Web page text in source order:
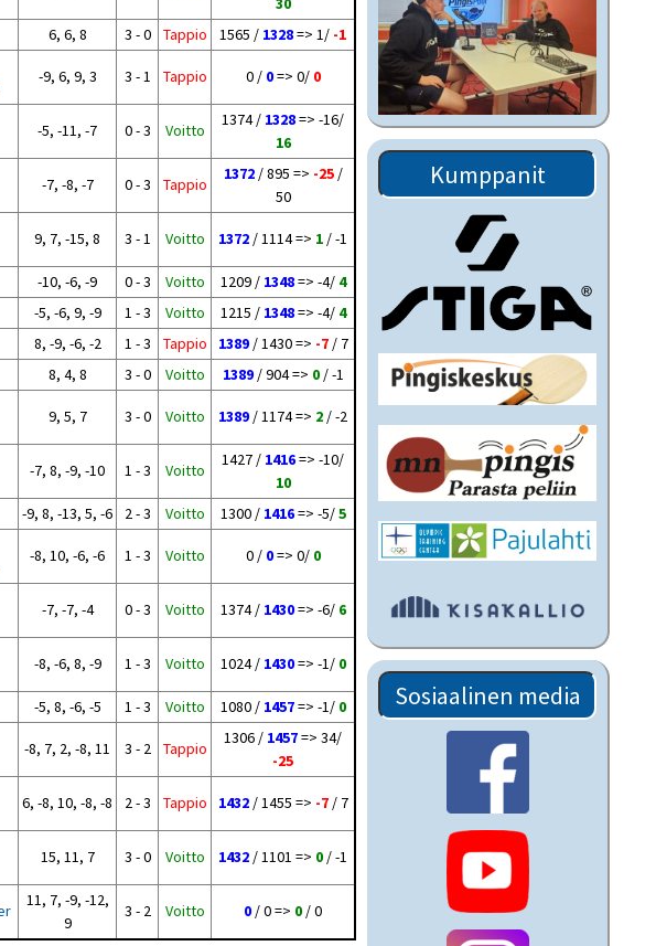
6, 6, 8 3 - 0 Tappio 1565 / 1328=> 1/ -1
-9, 6, 9, 3 3 - 1 Tappio 0 / 0=> 0/ 0
-5, -11, -7 0 - 3 Voitto
1374 / 1328=> -16/
16
-7, -8, -7 0 - 3 Tappio
1372/ 895 => -25/
50
9, 7, -15, 8 3 - 1 Voitto 1372 / 1114 => 1 / -1
-10, -6, -9 0 - 3 Voitto 1209 / 1348=> -4/ 4
-5, -6, 9, -9 1 - 3 Voitto 1215 / 1348=> -4/ 4
8, -9, -6, -2 1 - 3 Tappio 1389/ 1430 => -7/ 7
8, 4, 8 3 - 0 Voitto 1389/ 904 => 0/ -1
9, 5, 7 3 - 0 Voitto 1389 / 1174 => 2 / -2
-7, 8, -9, -10 1 - 3 Voitto
1427 / 1416=> -10/
10
-9, 8, -13, 5, -6 2 - 3 Voitto 1300 / 1416=> -5/5
-8, 10, -6, -6 1 - 3 Voitto 0 / 0=> 0/ 0
-7, -7, -4 0 - 3 Voitto 1374 / 1430=> -6/ 6
-8, -6, 8, -9 1 - 3 Voitto 1024 / 1430=> -1/ 0
-5, 8, -6, -5 1 - 3 Voitto 1080 / 1457=> -1/ 0
-8, 7, 2, -8, 11 3 - 2 Tappio
1306 / 1457=> 34/
-25
6, -8, 10, -8, -8 2 - 3 Tappio 1432/ 1455 => -7/ 7
15, 11, 7 3 - 0 Voitto 1432 / 1101 => 0 / -1
11, 7, -9, -12,
9
3 - 2 Voitto 0 / 0 => 0 / 0
Kumppanit
Sosiaalinen media